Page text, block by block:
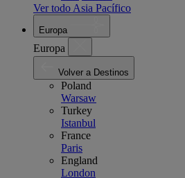
Ver todo Asia Pacífico
Europa
Europa
Volver a Destinos
Poland
Warsaw
Turkey
Istanbul
France
Paris
England
London